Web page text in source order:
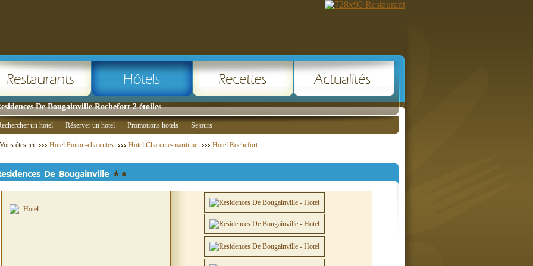
De Bougainville Rochefort 2 étoiles
un hotel Réserver un hotel Promotions hotels Sejours
Vous êtes ici Hotel Poitou-charentes Hotel Charente-maritime Hotel Rochefort
De Bougainville